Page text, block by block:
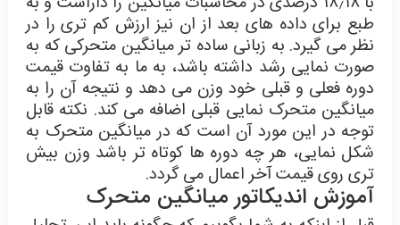
طبع برای داده های بعد از ان نیز ارزش کم تری را در
نظر می گیرد. به زبانی ساده تر میانگین متحرکی که به
صورت نمایی رشد داشته باشد، به ما به تفاوت قیمت
دوره فعلی و قبلی خود وزن می دهد و نتیجه آن را به
میانگین متحرک نمایی قبلی اضافه می کند. نکته قابل
توجه در این مورد آن است که در میانگین متحرک به
شکل نمایی، هر چه دوره ها کوتاه تر باشد وزن بیش
تری روی قیمت آخر اعمال می گردد.
آموزش اندیکاتور میانگین متحرک